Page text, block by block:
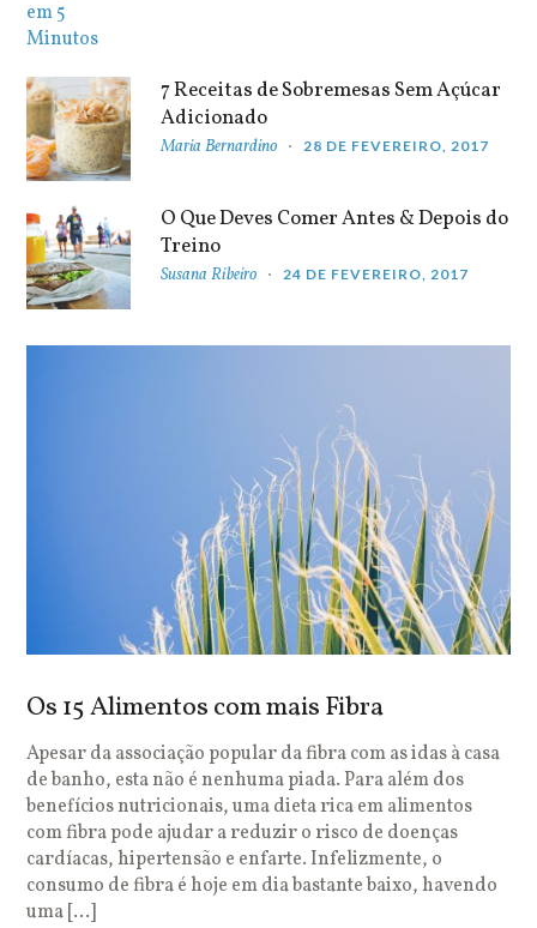
7 Receitas de Sobremesas Sem Açúcar
Adicionado
Maria Bernardino 28 DE FEVEREIRO, 2017
O Que Deves Comer Antes & Depois do
Treino
Susana Ribeiro 24 DE FEVEREIRO, 2017
Os 15 Alimentos com mais Fibra
Apesar da associação popular da fibra com as idas à casa
de banho, esta não é nenhuma piada. Para além dos
benefícios nutricionais, uma dieta rica em alimentos
com fibra pode ajudar a reduzir o risco de doenças
cardíacas, hipertensão e enfarte. Infelizmente, o
consumo de fibra é hoje em dia bastante baixo, havendo
uma […]